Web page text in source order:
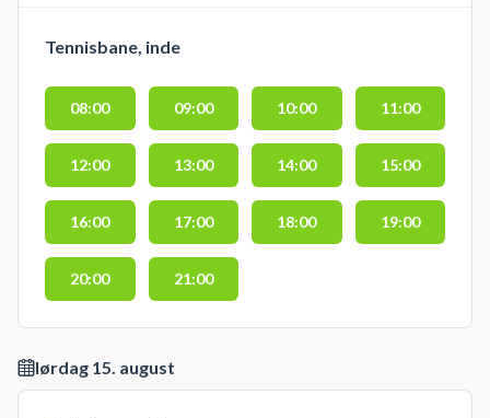
Tennisbane, inde
08:00 09:00 10:00 11:00
12:00 13:00 14:00 15:00
16:00 17:00 18:00 19:00
20:00 21:00
lørdag 15. august